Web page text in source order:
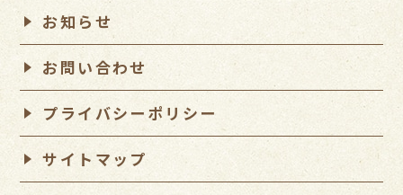
お知らせ
お問い合わせ
プライバシーポリシー
サイトマップ